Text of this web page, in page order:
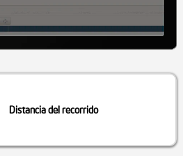
Distancia del recorrido